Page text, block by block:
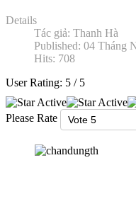
Details
Tác giả: Thanh Hà
Published: 04 Tháng
Hits: 708
User Rating: 5 / 5
Please Rate